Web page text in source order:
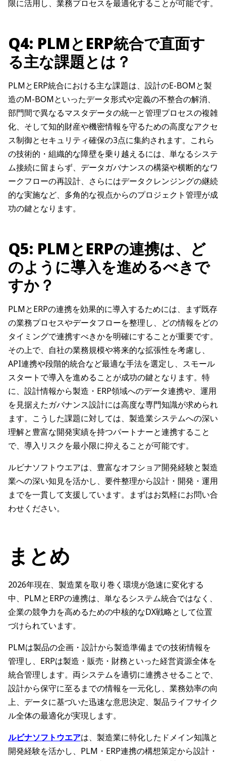
限に活用し、業務プロセスを最適化することが可能です。
Q4: PLMとERP統合で直面す
る主な課題とは？
PLMとERP統合における主な課題は、設計のE-BOMと製
造のM-BOMといったデータ形式や定義の不整合の解消、
部門間で異なるマスタデータの統一と管理プロセスの複雑
化、そして知的財産や機密情報を守るための高度なアクセ
ス制御とセキュリティ確保の3点に集約されます。これら
の技術的・組織的な障壁を乗り越えるには、単なるシステ
ム接続に留まらず、データガバナンスの構築や横断的なワ
ークフローの再設計、さらにはデータクレンジングの継続
的な実施など、多角的な視点からのプロジェクト管理が成
功の鍵となります。
Q5: PLMとERPの連携は、ど
のように導入を進めるべきで
すか？
PLMとERPの連携を効果的に導入するためには、まず既存
の業務プロセスやデータフローを整理し、どの情報をどの
タイミングで連携すべきかを明確にすることが重要です。
その上で、自社の業務規模や将来的な拡張性を考慮し、
API連携や段階的統合など最適な手法を選定し、スモール
スタートで導入を進めることが成功の鍵となります。特
に、設計情報から製造・ERP領域へのデータ連携や、運用
を見据えたガバナンス設計には高度な専門知識が求められ
ます。こうした課題に対しては、製造業システムへの深い
理解と豊富な開発実績を持つパートナーと連携すること
で、導入リスクを最小限に抑えることが可能です。
ルビナソフトウエアは、豊富なオフショア開発経験と製造
業への深い知見を活かし、要件整理から設計・開発・運用
までを一貫して支援しています。まずはお気軽にお問い合
わせください。
まとめ
2026年現在、製造業を取り巻く環境が急速に変化する
中、PLMとERPの連携は、単なるシステム統合ではなく、
企業の競争力を高めるための中核的なDX戦略として位置
づけられています。
PLMは製品の企画・設計から製造準備までの技術情報を
管理し、ERPは製造・販売・財務といった経営資源全体を
統合管理します。両システムを適切に連携させることで、
設計から保守に至るまでの情報を一元化し、業務効率の向
上、データに基づいた迅速な意思決定、製品ライフサイク
ル全体の最適化が実現します。
ルビナソフトウエアは、製造業に特化したドメイン知識と
開発経験を活かし、PLM・ERP連携の構想策定から設計・